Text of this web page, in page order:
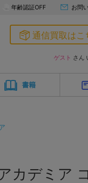
年齢認証OFF お問
通信買取はこ
ゲスト さん
書籍
カデミア